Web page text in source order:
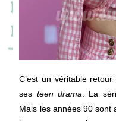
C’est un véritable
ses teen drama . La
Mais les années 90 sont